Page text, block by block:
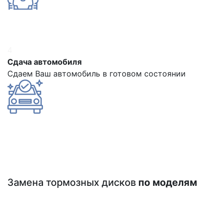
Сдача автомобиля
Сдаем Ваш автомобиль в готовом состоянии
Замена тормозных дисков по моделям